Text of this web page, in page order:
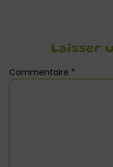
Laisser
Commentaire *